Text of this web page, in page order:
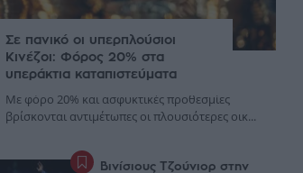
Σε πανικό οι υπερπλούσιοι
Κινέζοι: Φόρος 20% στα
υπεράκτια καταπιστεύματα
Με φόρο 20% και ασφυκτικές προθεσμίες
βρίσκονται αντιμέτωπες οι πλουσιότερες οικ...
Βινίσιους Τζούνιορ στην